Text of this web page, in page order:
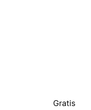
Gratis